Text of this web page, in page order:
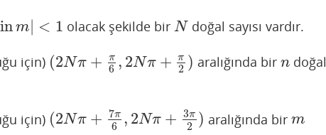
m| < 1
|<1 olacak şekilde bir N
N doğal sayısı vardır.
için) (2Nπ + π
6 , 2Nπ + π
2 )
(2Nπ+π6, 2Nπ+π2) aralığında birn
n doğal
için) (2Nπ + 7π
6 , 2Nπ + 3π
2 )
(2Nπ+7π6 ,2N π+3π2) aralığında birm
m